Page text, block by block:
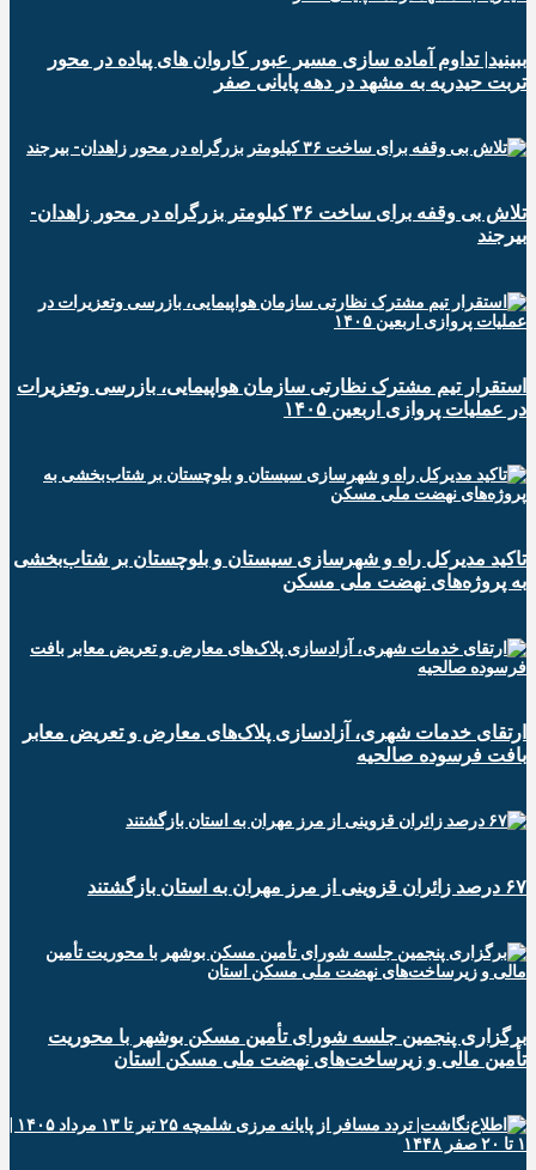
ببینید| تداوم آماده سازی مسیر عبور کاروان های پیاده در محور
تربت حیدریه به مشهد در دهه پایانی صفر
تلاش بی وقفه برای ساخت ۳۶ کیلومتر بزرگراه در محور زاهدان-
بیرجند
استقرار تیم مشترک نظارتی سازمان هواپیمایی، بازرسی وتعزیرات
در عملیات پروازی اربعین ۱۴۰۵
تاکید مدیرکل راه و شهرسازی سیستان و بلوچستان بر شتاب‌بخشی
به پروژه‌های نهضت ملی مسکن
ارتقای خدمات شهری، آزادسازی پلاک‌های معارض و تعریض معابر
بافت فرسوده صالحیه
۶۷ درصد زائران قزوینی از مرز مهران به استان بازگشتند
برگزاری پنجمین جلسه شورای تأمین مسکن بوشهر با محوریت
تأمین مالی و زیرساخت‌های نهضت ملی مسکن استان